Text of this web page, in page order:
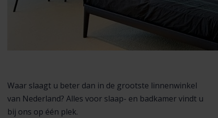
Waar slaagt u beter dan in de grootste linnenwinkel
van Nederland? Alles voor slaap- en badkamer vindt u
bij ons op één plek.